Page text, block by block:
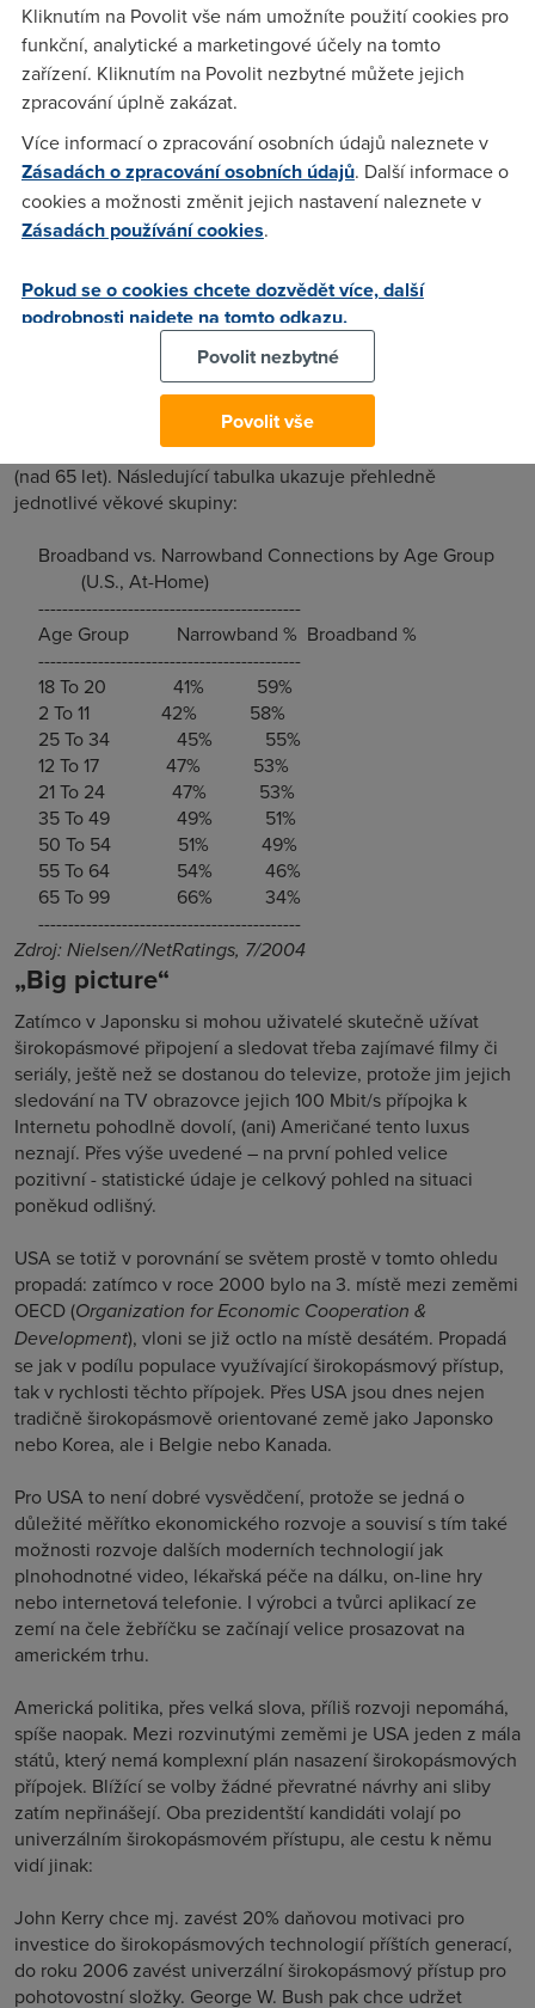
V červenci podle takto podaných údajů si mohlo 51%
Američanů užívat rychlého připojení i doma, na rozdíl od
38% v loňském roce. V absolutních číslech 51% všech on-
line uživatelů znamená 63 miliónů. Zatímco vloni bylo v USA
celkem 114 miliónů uživatelů s on-line přístupem, z čehož
přes 70 miliónů používalo vytáčené spojení, letos celkový
počet on-line uživatelů překonal 124 miliónů. Podle analytiků
to znamená v přepočtu nárůst počtu širokopásmových
přípojek meziročně o 47% (a pokles počtu takto vymezených
Nielsen/NetRatingszkoumali také demografické rozložení
„širokopásmových“ uživatelů: téměř 60% mladých lidí (18-20
let) a malých dětí (2-11 let) používá rychlý přístup.
Úzkopásmové připojení převažuje pouze ve skupině seniorů
(nad 65 let). Následující tabulka ukazuje přehledně
jednotlivé věkové skupiny:
Broadband vs. Narrowband Connections by Age Group
(U.S., At-Home)
--------------------------------------------
Age Group Narrowband % Broadband %
--------------------------------------------
18 To 20 41% 59%
2 To 11 42% 58%
25 To 34 45% 55%
12 To 17 47% 53%
21 To 24 47% 53%
35 To 49 49% 51%
50 To 54 51% 49%
55 To 64 54% 46%
65 To 99 66% 34%
--------------------------------------------
Zdroj: Nielsen//NetRatings, 7/2004
„Big picture“
Zatímco v Japonsku si mohou uživatelé skutečně užívat
širokopásmové připojení a sledovat třeba zajímavé filmy či
seriály, ještě než se dostanou do televize, protože jim jejich
sledování na TV obrazovce jejich 100 Mbit/s přípojka k
Internetu pohodlně dovolí, (ani) Američané tento luxus
neznají. Přes výše uvedené – na první pohled velice
pozitivní - statistické údaje je celkový pohled na situaci
poněkud odlišný.
USA se totiž v porovnání se světem prostě v tomto ohledu
propadá: zatímco v roce 2000 bylo na 3. místě mezi zeměmi
OECD (Organization for Economic Cooperation &
Development), vloni se již octlo na místě desátém. Propadá
se jak v podílu populace využívající širokopásmový přístup,
tak v rychlosti těchto přípojek. Přes USA jsou dnes nejen
tradičně širokopásmově orientované země jako Japonsko
nebo Korea, ale i Belgie nebo Kanada.
Pro USA to není dobré vysvědčení, protože se jedná o
důležité měřítko ekonomického rozvoje a souvisí s tím také
možnosti rozvoje dalších moderních technologií jak
plnohodnotné video, lékařská péče na dálku, on-line hry
nebo internetová telefonie. I výrobci a tvůrci aplikací ze
zemí na čele žebříčku se začínají velice prosazovat na
americkém trhu.
Americká politika, přes velká slova, příliš rozvoji nepomáhá,
spíše naopak. Mezi rozvinutými zeměmi je USA jeden z mála
států, který nemá komplexní plán nasazení širokopásmových
přípojek. Blížící se volby žádné převratné návrhy ani sliby
zatím nepřinášejí. Oba prezidentští kandidáti volají po
univerzálním širokopásmovém přístupu, ale cestu k němu
vidí jinak:
John Kerry chce mj. zavést 20% daňovou motivaci pro
investice do širokopásmových technologií příštích generací,
do roku 2006 zavést univerzální širokopásmový přístup pro
pohotovostní složky. George W. Bush pak chce udržet
Kliknutím na Povolit vše nám umožníte použití cookies pro
funkční, analytické a marketingové účely na tomto
zařízení. Kliknutím na Povolit nezbytné můžete jejich
zpracování úplně zakázat.
Více informací o zpracování osobních údajů naleznete v
Zásadách o zpracování osobních údajů. Další informace o
cookies a možnosti změnit jejich nastavení naleznete v
Zásadách používání cookies.
Pokud se o cookies chcete dozvědět více, další
podrobnosti najdete na tomto odkazu.
Povolit nezbytné
Povolit vše